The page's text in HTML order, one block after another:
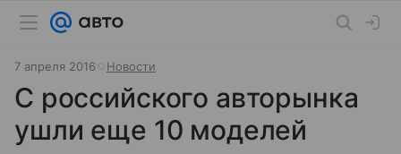
7 апреля 2016 Новости
С российского авторынка
ушли еще 10 моделей